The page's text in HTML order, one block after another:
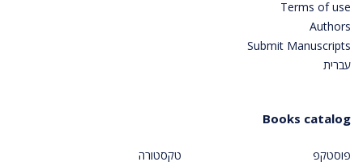
Terms of use
Authors
Submit Manuscripts
עברית
Books catalog
פוסטקפ
טקסטורה